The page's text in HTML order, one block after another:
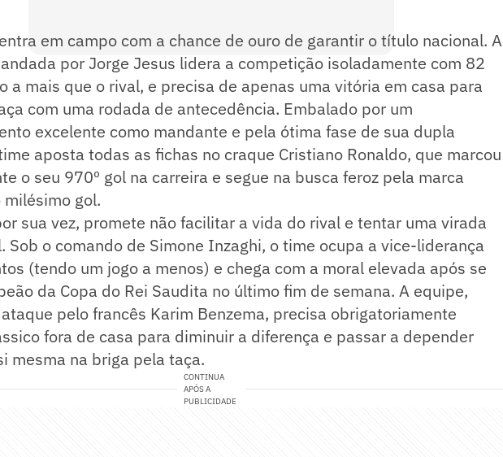
em campo com a chance de ouro de garantir o título nacional. A
por Jorge Jesus lidera a competição isoladamente com 82
a mais que o rival, e precisa de apenas uma vitória em casa para
com uma rodada de antecedência. Embalado por um
excelente como mandante e pela ótima fase de sua dupla
aposta todas as fichas no craque Cristiano Ronaldo, que marcou
o seu 970º gol na carreira e segue na busca feroz pela marca
gol.
sua vez, promete não facilitar a vida do rival e tentar uma virada
Sob o comando de Simone Inzaghi, o time ocupa a vice-liderança
(tendo um jogo a menos) e chega com a moral elevada após se
da Copa do Rei Saudita no último fim de semana. A equipe,
pelo francês Karim Benzema, precisa obrigatoriamente
fora de casa para diminuir a diferença e passar a depender
mesma na briga pela taça.
CONTINUA
APÓS A
PUBLICIDADE